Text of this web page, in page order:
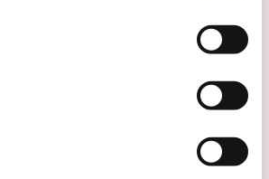
– "inte
för att hjälpa hushåll